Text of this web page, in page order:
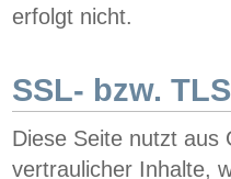
erfolgt nicht.
SSL- bzw.
Diese Seite nutzt aus
vertraulicher Inhalte,